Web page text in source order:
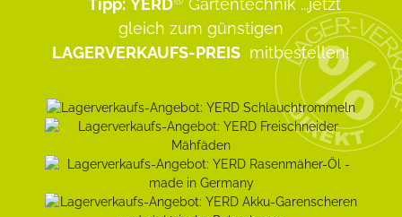
Tipp: YERD Gartentechnik ...jetzt
gleich zum günstigen
LAGERVERKAUFS-PREIS mitbestellen!